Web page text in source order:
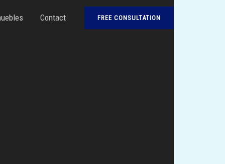
Contact FREE CONSULTATION